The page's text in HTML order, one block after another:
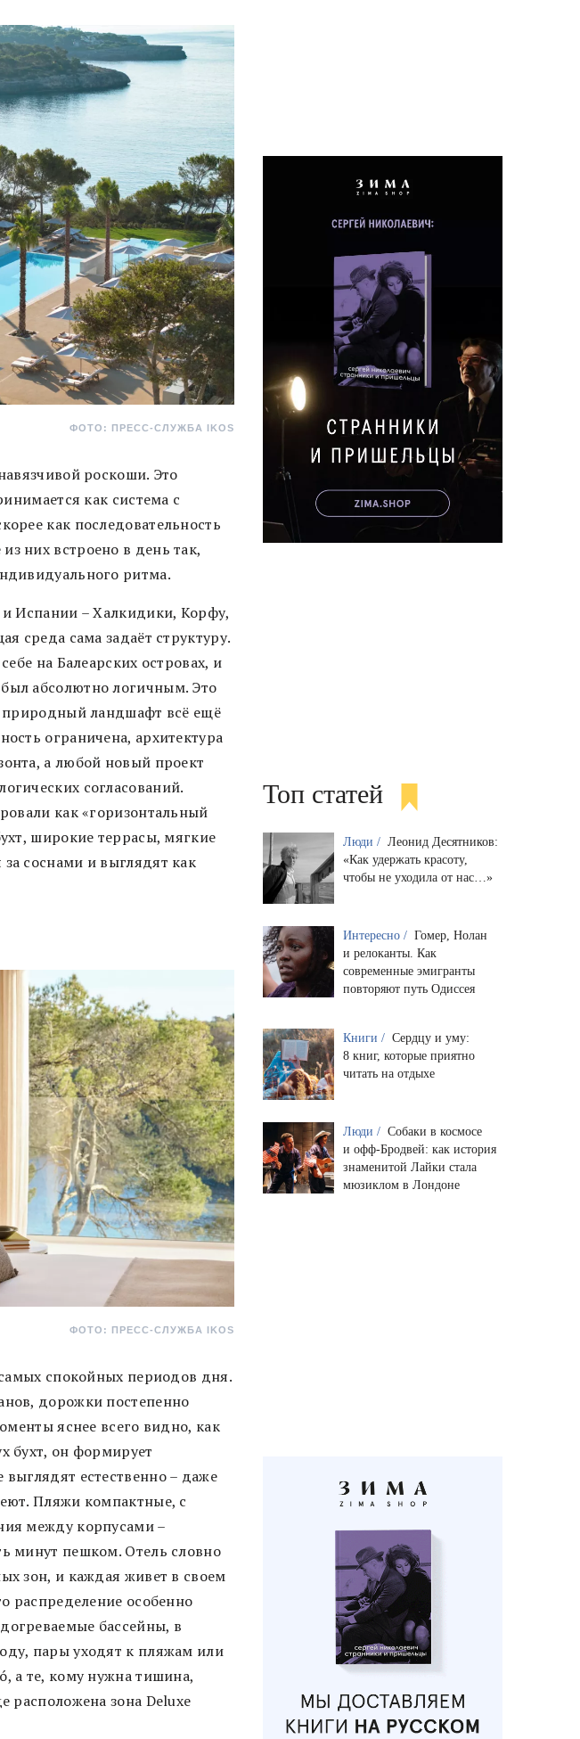
ФОТО: ПРЕСС-СЛУЖБА IKOS
роскоши. Это
как система с
как последовательность
них встроено в день так,
ритма.
Испании – Халкидики, Корфу,
среда сама задаёт структуру.
на Балеарских островах, и
абсолютно логичным. Это
природный ландшафт всё ещё
ограничена, архитектура
а любой новый проект
согласований.
как «горизонтальный
широкие террасы, мягкие
соснами и выглядят как
ФОТО: ПРЕСС-СЛУЖБА IKOS
спокойных периодов дня.
дорожки постепенно
яснее всего видно, как
бухт, он формирует
естественно – даже
Пляжи компактные, с
между корпусами –
минут пешком. Отель словно
зон, и каждая живет в своем
распределение особенно
бассейны, в
пары уходят к пляжам или
а те, кому нужна тишина,
расположена зона Deluxe
Топ статей
Люди / Леонид Десятников:
«Как удержать красоту,
чтобы не уходила от нас…»
Интересно / Гомер, Нолан
и релоканты. Как
современные эмигранты
повторяют путь Одиссея
Книги / Сердцу и уму:
8 книг, которые приятно
читать на отдыхе
Люди / Собаки в космосе
и офф-Бродвей: как история
знаменитой Лайки стала
мюзиклом в Лондоне